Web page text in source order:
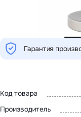
Сумки
Роутеры
Гарантия
Код товара
Производитель